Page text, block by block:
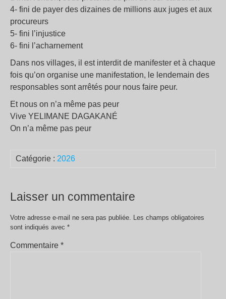
4- fini de payer des dizaines de millions aux juges et aux
procureurs
5- fini l’injustice
6- fini l’acharnement
Dans nos villages, il est interdit de manifester et à chaque
fois qu’on organise une manifestation, le lendemain des
responsables sont arrêtés pour nous faire peur.
Et nous on n’a même pas peur
Vive YELIMANE DAGAKANÉ
On n’a même pas peur
Catégorie : 2026
Laisser un commentaire
Votre adresse e-mail ne sera pas publiée. Les champs obligatoires
sont indiqués avec *
Commentaire *